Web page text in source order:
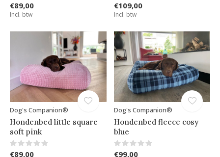
€89,00
Incl. btw
€109,00
Incl. btw
Dog's Companion®
Hondenbed little square
soft pink
€89,00
Dog's Companion®
Hondenbed fleece cosy
blue
€99,00